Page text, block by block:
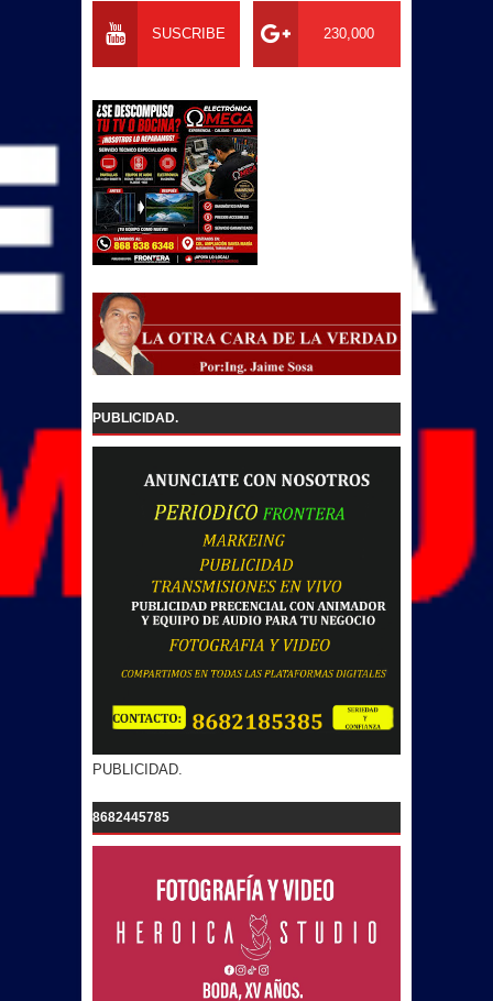
SUSCRIBE 230,000
PUBLICIDAD.
PUBLICIDAD.
8682445785